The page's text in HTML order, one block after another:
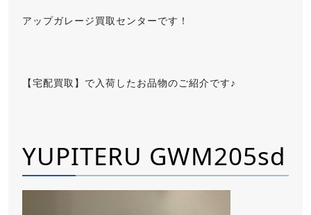
アップガレージ買取センターです！
【宅配買取】で入荷したお品物のご紹介です♪
YUPITERU GWM205sd